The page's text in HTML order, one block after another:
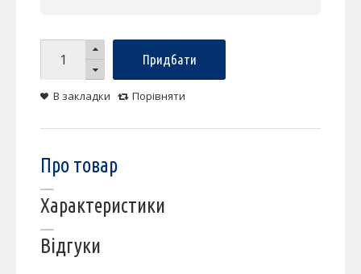
Придбати
В закладки Порівняти
Про товар
Характеристики
Відгуки